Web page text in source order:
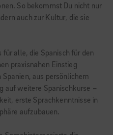
So bekommst Du nicht nur
auch zur Kultur, die sie
für alle, die Spanisch für den
praxisnahen Einstieg
Spanien, aus persönlichem
auf weitere Spanischkurse –
erste Sprachkenntnisse in
aufzubauen.